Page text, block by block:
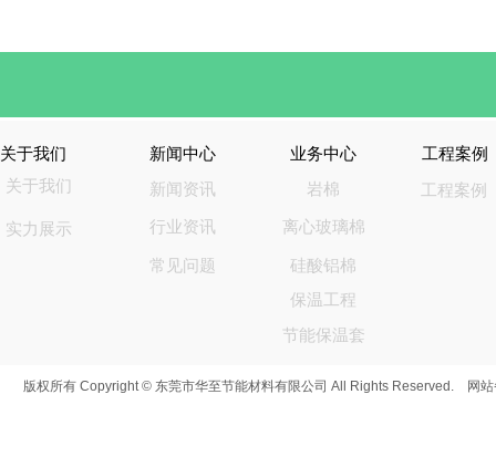
实力展示
关于我们
关于我们 新闻中心 业务中心
工程案例
新闻资讯
行业资讯
常见问题
岩棉
离心玻璃棉
硅酸铝棉
保温工程
节能保温套
工程案例
版权所有 Copyright © 东莞市华至节能材料有限公司 All Rights Reserved. 网站